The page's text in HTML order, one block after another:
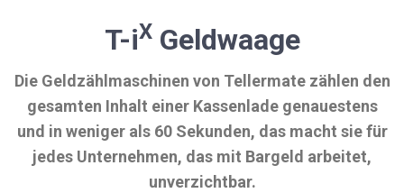
T-iXGeldwaage
Die Geldzählmaschinen von Tellermate zählen den
gesamten Inhalt einer Kassenlade genauestens
und in weniger als 60 Sekunden, das macht sie für
jedes Unternehmen, das mit Bargeld arbeitet,
unverzichtbar.